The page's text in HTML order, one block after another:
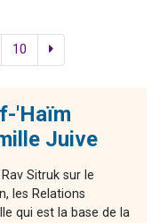
10
'Haïm
Juive
Sitruk sur le
les Relations
qui est la base de la